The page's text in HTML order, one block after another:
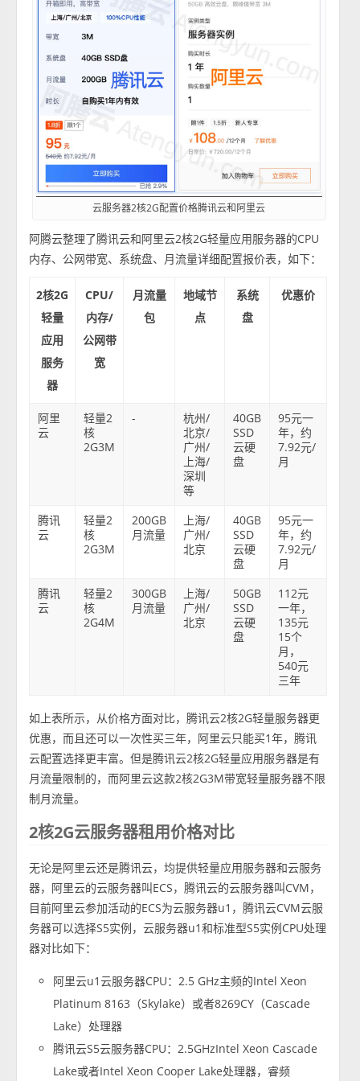
云服务器2核2G配置价格腾讯云和阿里云
阿腾云整理了腾讯云和阿里云2核2G轻量应用服务器的CPU
内存、公网带宽、系统盘、月流量详细配置报价表，如下：
2核2G
轻量
应用
服务
器
CPU/
内存/
公网带
宽
月流量
包
地域节
点
系统
盘
优惠价
阿里
云
轻量2
核
2G3M
-
杭州/
北京/
广州/
上海/
深圳
等
40GB
SSD
云硬
盘
95元一
年，约
7.92元/
月
腾讯
云
轻量2
核
2G3M
200GB
月流量
上海/
广州/
北京
40GB
SSD
云硬
盘
95元一
年，约
7.92元/
月
腾讯
云
轻量2
核
2G4M
300GB
月流量
上海/
广州/
北京
50GB
SSD
云硬
盘
112元
一年，
135元
15个
月，
540元
三年
如上表所示，从价格方面对比，腾讯云2核2G轻量服务器更
优惠，而且还可以一次性买三年，阿里云只能买1年，腾讯
云配置选择更丰富。但是腾讯云2核2G轻量应用服务器是有
月流量限制的，而阿里云这款2核2G3M带宽轻量服务器不限
制月流量。
2核2G云服务器租用价格对比
无论是阿里云还是腾讯云，均提供轻量应用服务器和云服务
器，阿里云的云服务器叫ECS，腾讯云的云服务器叫CVM，
目前阿里云参加活动的ECS为云服务器u1，腾讯云CVM云服
务器可以选择S5实例，云服务器u1和标准型S5实例CPU处理
器对比如下：
阿里云u1云服务器CPU：2.5 GHz主频的Intel Xeon
Platinum 8163（Skylake）或者8269CY（Cascade
Lake）处理器
腾讯云S5云服务器CPU：2.5GHzIntel Xeon Cascade
Lake或者Intel Xeon Cooper Lake处理器，睿频